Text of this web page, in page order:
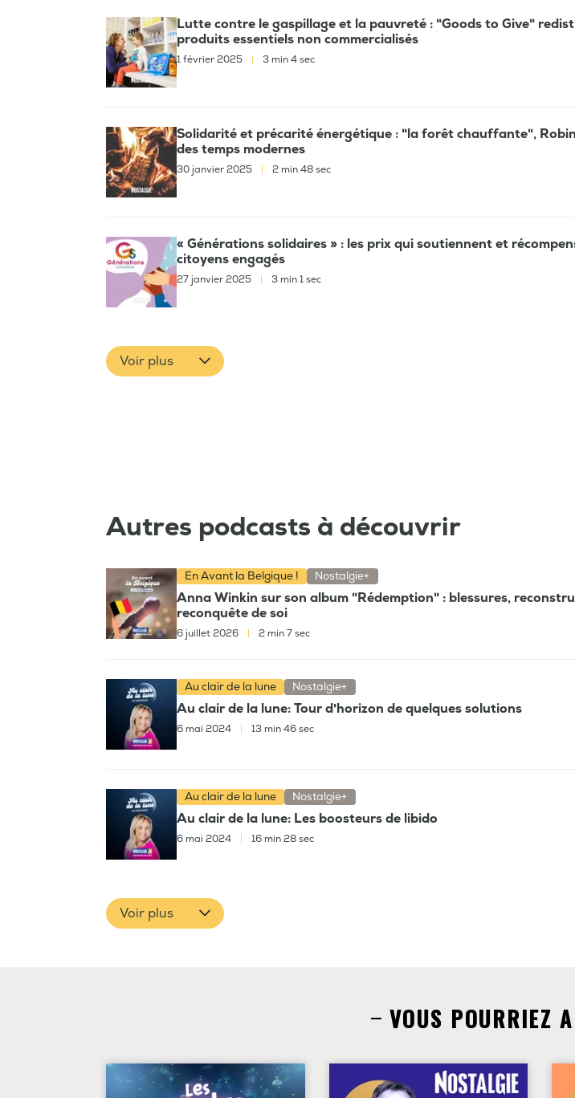
Lutte contre le gaspillage et la pauvreté : "Goods to Give"
produits essentiels non commercialisés
1 février 2025 3 min 4 sec
Solidarité et précarité énergétique : "la forêt chauffante",
des temps modernes
30 janvier 2025 2 min 48 sec
« Générations solidaires » : les prix qui soutiennent et
citoyens engagés
27 janvier 2025 3 min 1 sec
Voir plus
Autres podcasts à découvrir
En Avant la Belgique ! Nostalgie+
Anna Winkin sur son album "Rédemption" : blessures,
reconquête de soi
6 juillet 2026 2 min 7 sec
Au clair de la lune Nostalgie+
Au clair de la lune: Tour d'horizon de quelques solutions
6 mai 2024 | 13 min 46 sec
Au clair de la lune Nostalgie+
Au clair de la lune: Les boosteurs de libido
6 mai 2024 | 16 min 28 sec
Voir plus
VOUS POURRIEZ